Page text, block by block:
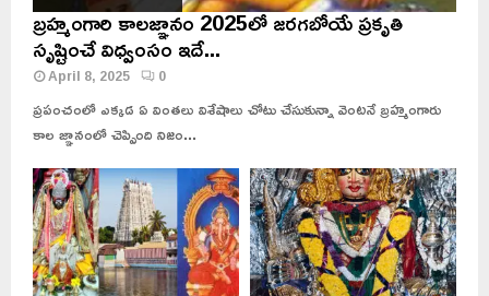
బ్రహ్మంగారి కాలజ్ఞానం 2025లో జరగబోయే ప్రకృతి
సృష్టించే విధ్వంసం ఇదే...
April 8, 2025 0
ప్రపంచంలో ఎక్కడ ఏ వింతలు విశేషాలు చోటు చేసుకున్నా వెంటనే బ్రహ్మంగారు
కాల జ్ఞానంలో చెప్పింది నిజం...